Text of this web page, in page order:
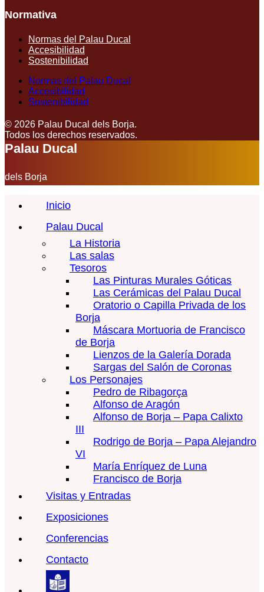
Normativa
Normas del Palau Ducal
Accesibilidad
Sostenibilidad
Normas del Palau Ducal
Accesibilidad
Sostenibilidad
© 2026 Palau Ducal dels Borja.
Todos los derechos reservados.
Palau Ducal
dels Borja
Inicio
Palau Ducal
La Historia
Las salas
Tesoros
Las Pinturas Murales Góticas
Las Cerámicas del Palau Ducal
Oratorio o Capilla Privada de los
Borja
Máscara Mortuoria de Francisco
de Borja
Lienzos de la Galería Dorada
Sargas del Salón de Coronas
Los Personajes
Pedro de Ribagorça
Alfonso de Aragón
Alfonso de Borja – Papa Calixto
III
Rodrigo de Borja – Papa Alejandro
VI
María Enríquez de Luna
Francisco de Borja
Visitas y Entradas
Exposiciones
Conferencias
Contacto